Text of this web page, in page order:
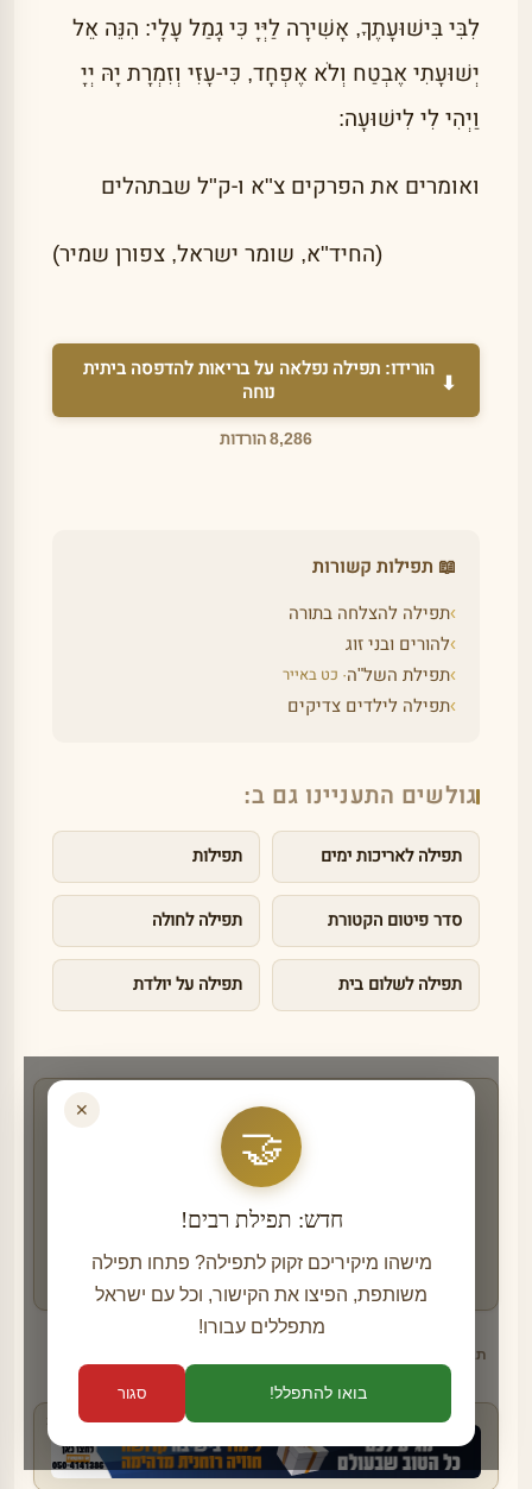
לִבִּי בִּישׁוּעָתֶךָ, אָשִׁירָה לַיְּיָ כִּי גָמַל עָלָי: הִנֵּה אֵל
יְשׁוּעָתִי אֶבְטַח וְלֹא אֶפְחָד, כִּי-עָזִּי וְזִמְרָת יָהּ יְיָ
וַיְהִי לִי לִישׁוּעָה:
ואומרים את הפרקים צ"א ו-ק"ל שבתהלים
(החיד"א, שומר ישראל, צפורן שמיר)
⬇ הורידו:תפילה נפלאה על בריאותלהדפסה ביתית
נוחה
8,286 הורדות
📖 תפילות קשורות
›תפילה להצלחה בתורה
›להורים ובני זוג
›תפילת השל"ה· כט באייר
›תפילה לילדים צדיקים
גולשים התעניינו גם ב:
תפילה לאריכות ימים תפילות
סדר פיטום הקטורת תפילה לחולה
תפילה לשלום בית תפילה על יולדת
✕
🤝
חדש: תפילת רבים!
מישהו מיקיריכם זקוק לתפילה? פתחו תפילה
משותפת, הפיצו את הקישור, וכל עם ישראל
מתפללים עבורו!
בואו להתפלל! סגור
רוצים לקבל תזכורת לפני ימים מיוחדים לתפילה?
בחרו את הערוץ הנוח לכם והצטרפו:
קבוצת 'המפיצים של תפילה' בוואטסאפ
ערוץ הוואטסאפ של תפילה
המפיצים של תפילה בטלגרם
בואו לקרוא סיפורי צדיקים מרתקים - לחצו כאן
תגיות:
פרסומת